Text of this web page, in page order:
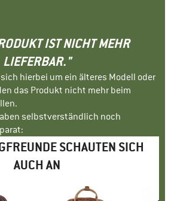
IST NICHT MEHR
LIEFERBAR."
hierbei um ein älteres Modell oder
das Produkt nicht mehr beim
selbstverständlich noch
SCHAUTEN SICH
AUCH AN